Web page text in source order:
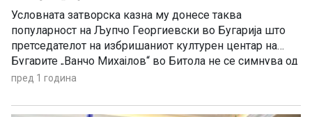
Условната затворска казна му донесе таква
популарност на Љупчо Георгиевски во Бугарија што
претседателот на избришаниот културен центар на
Бугарите „Ванчо Михајлов“ во Битола не се симнува од
тамошните медиуми, а доби и билборд.
пред 1 година